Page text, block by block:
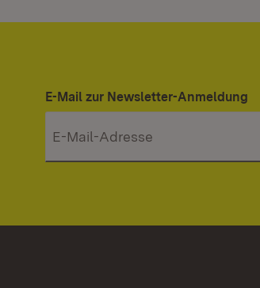
E-Mail zur Newsletter-Anmeldung